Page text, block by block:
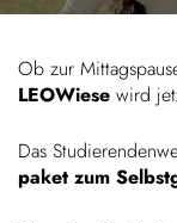
Down­loads
Ob zur
LEOWiese wird
Das
paket zum